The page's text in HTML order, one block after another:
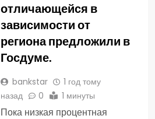
отличающейся в
зависимости от
региона предложили в
Госдуме.
bankstar
1 год тому
назад
0 1 минуты
Пока низкая процентная